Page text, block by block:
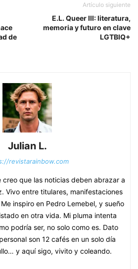
de
Artículo siguiente
E.L. Queer III: literatura,
memoria y futuro en clave
LGTBIQ+
Julian L.
revistarainbow.com
que las noticias deben abrazar a
Vivo entre titulares, manifestaciones
inspiro en Pedro Lemebel, y sueño
en otra vida. Mi pluma intenta
podría ser, no solo como es. Dato
son 12 cafés en un solo día
y aquí sigo, vivito y coleando.